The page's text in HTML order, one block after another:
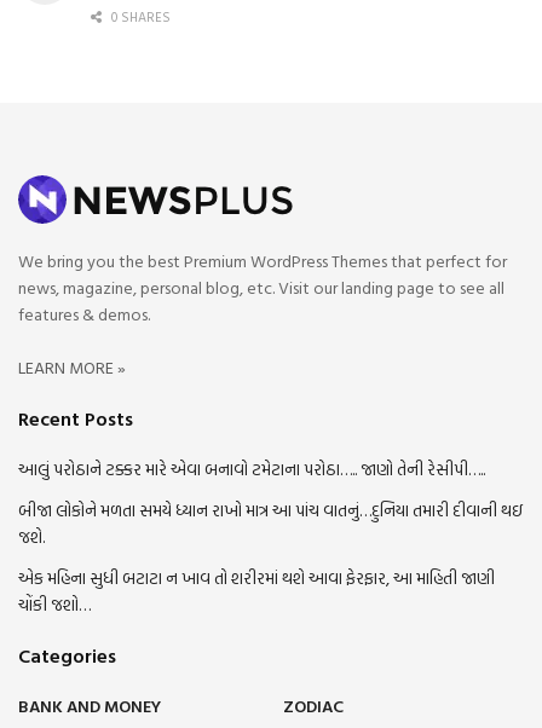
0 SHARES
We bring you the best Premium WordPress Themes that perfect for
news, magazine, personal blog, etc. Visit our landing page to see all
features & demos.
LEARN MORE »
Recent Posts
આલું પરોઠાને ટક્કર મારે એવા બનાવો ટમેટાના પરોઠા….. જાણો તેની રેસીપી…..
બીજા લોકોને મળતા સમયે ધ્યાન રાખો માત્ર આ પાંચ વાતનું…દુનિયા તમારી દીવાની થઇ
જશે.
એક મહિના સુધી બટાટા ન ખાવ તો શરીરમાં થશે આવા ફેરફાર, આ માહિતી જાણી
ચોંકી જશો…
Categories
BANK AND MONEY
ZODIAC